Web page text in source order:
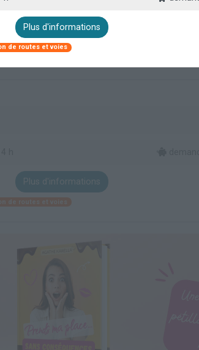
Plus d'informations
de routes et voies
Plus d'informations